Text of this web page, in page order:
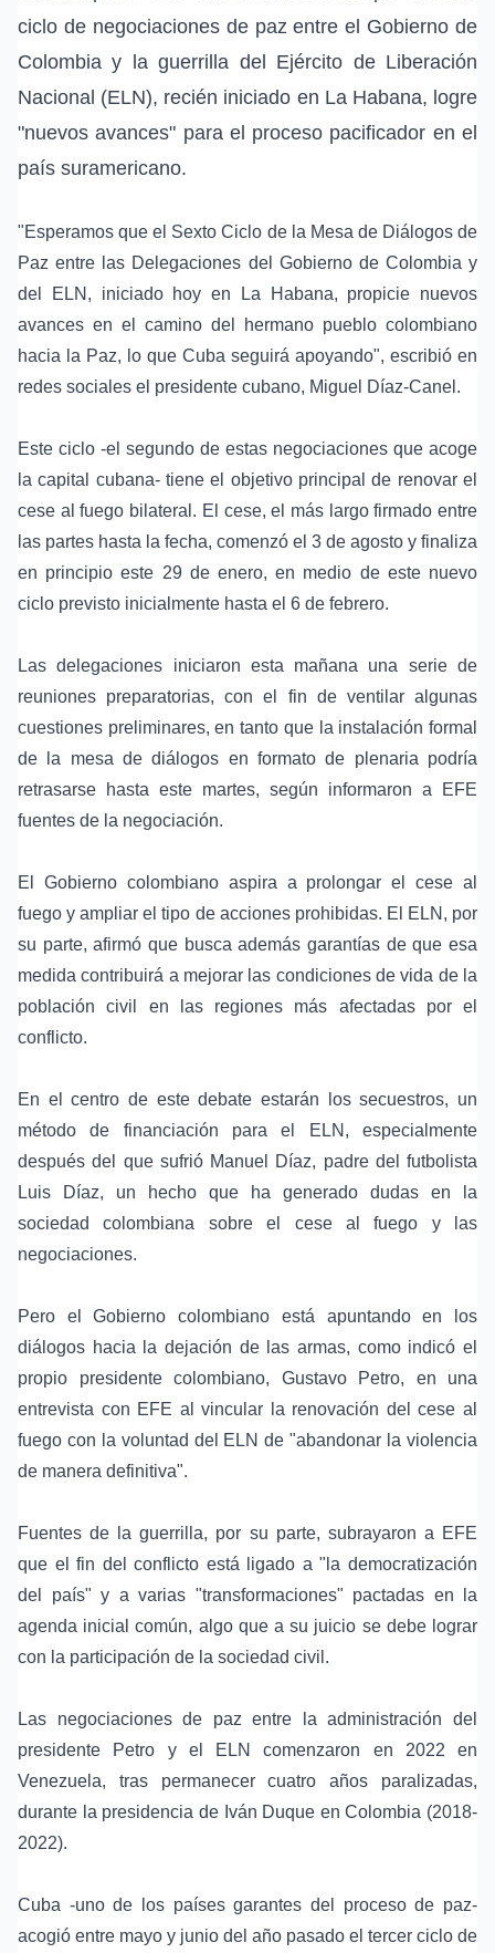
ciclo de negociaciones de paz entre el Gobierno de
Colombia y la guerrilla del Ejército de Liberación
Nacional (ELN), recién iniciado en La Habana, logre
"nuevos avances" para el proceso pacificador en el
país suramericano.
"Esperamos que el Sexto Ciclo de la Mesa de Diálogos de
Paz entre las Delegaciones del Gobierno de Colombia y
del ELN, iniciado hoy en La Habana, propicie nuevos
avances en el camino del hermano pueblo colombiano
hacia la Paz, lo que Cuba seguirá apoyando", escribió en
redes sociales el presidente cubano, Miguel Díaz-Canel.
Este ciclo -el segundo de estas negociaciones que acoge
la capital cubana- tiene el objetivo principal de renovar el
cese al fuego bilateral. El cese, el más largo firmado entre
las partes hasta la fecha, comenzó el 3 de agosto y finaliza
en principio este 29 de enero, en medio de este nuevo
ciclo previsto inicialmente hasta el 6 de febrero.
Las delegaciones iniciaron esta mañana una serie de
reuniones preparatorias, con el fin de ventilar algunas
cuestiones preliminares, en tanto que la instalación formal
de la mesa de diálogos en formato de plenaria podría
retrasarse hasta este martes, según informaron a EFE
fuentes de la negociación.
El Gobierno colombiano aspira a prolongar el cese al
fuego y ampliar el tipo de acciones prohibidas. El ELN, por
su parte, afirmó que busca además garantías de que esa
medida contribuirá a mejorar las condiciones de vida de la
población civil en las regiones más afectadas por el
conflicto.
En el centro de este debate estarán los secuestros, un
método de financiación para el ELN, especialmente
después del que sufrió Manuel Díaz, padre del futbolista
Luis Díaz, un hecho que ha generado dudas en la
sociedad colombiana sobre el cese al fuego y las
negociaciones.
Pero el Gobierno colombiano está apuntando en los
diálogos hacia la dejación de las armas, como indicó el
propio presidente colombiano, Gustavo Petro, en una
entrevista con EFE al vincular la renovación del cese al
fuego con la voluntad del ELN de "abandonar la violencia
de manera definitiva".
Fuentes de la guerrilla, por su parte, subrayaron a EFE
que el fin del conflicto está ligado a "la democratización
del país" y a varias "transformaciones" pactadas en la
agenda inicial común, algo que a su juicio se debe lograr
con la participación de la sociedad civil.
Las negociaciones de paz entre la administración del
presidente Petro y el ELN comenzaron en 2022 en
Venezuela, tras permanecer cuatro años paralizadas,
durante la presidencia de Iván Duque en Colombia (2018-
2022).
Cuba -uno de los países garantes del proceso de paz-
acogió entre mayo y junio del año pasado el tercer ciclo de